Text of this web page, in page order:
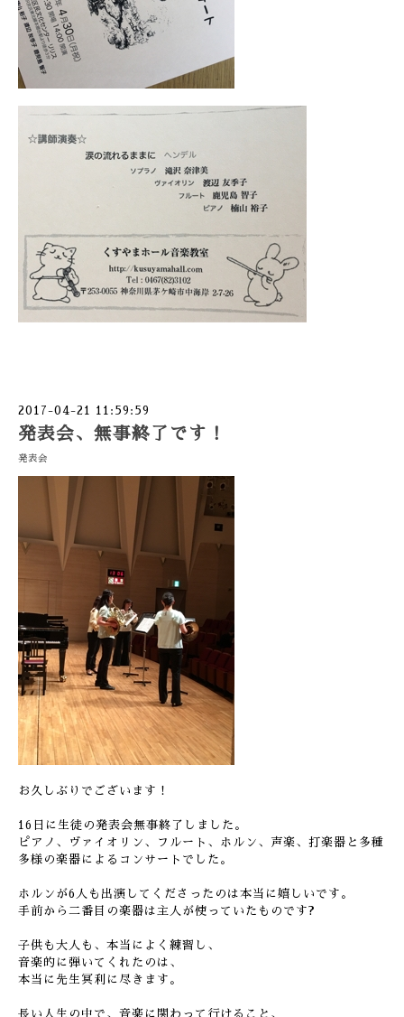
2017-04-21 11:59:59
発表会、無事終了です！
発表会
お久しぶりでございます！
16日に生徒の発表会無事終了しました。
ピアノ、ヴァイオリン、フルート、ホルン、声楽、打楽器と多種
多様の楽器によるコンサートでした。
ホルンが6人も出演してくださったのは本当に嬉しいです。
手前から二番目の楽器は主人が使っていたものです?
子供も大人も、本当によく練習し、
音楽的に弾いてくれたのは、
本当に先生冥利に尽きます。
長い人生の中で、音楽に関わって行けること、